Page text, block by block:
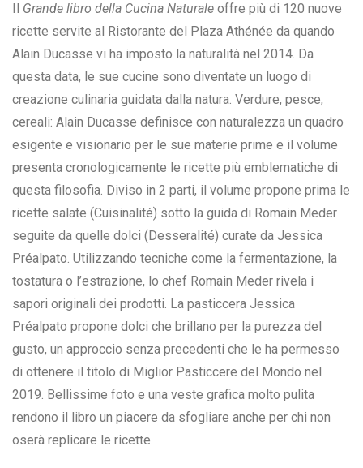
Il Grande libro della Cucina Naturale offre più di 120 nuove
ricette servite al Ristorante del Plaza Athénée da quando
Alain Ducasse vi ha imposto la naturalità nel 2014. Da
questa data, le sue cucine sono diventate un luogo di
creazione culinaria guidata dalla natura. Verdure, pesce,
cereali: Alain Ducasse definisce con naturalezza un quadro
esigente e visionario per le sue materie prime e il volume
presenta cronologicamente le ricette più emblematiche di
questa filosofia. Diviso in 2 parti, il volume propone prima le
ricette salate (Cuisinalité) sotto la guida di Romain Meder
seguite da quelle dolci (Desseralité) curate da Jessica
Préalpato. Utilizzando tecniche come la fermentazione, la
tostatura o l’estrazione, lo chef Romain Meder rivela i
sapori originali dei prodotti. La pasticcera Jessica
Préalpato propone dolci che brillano per la purezza del
gusto, un approccio senza precedenti che le ha permesso
di ottenere il titolo di Miglior Pasticcere del Mondo nel
2019. Bellissime foto e una veste grafica molto pulita
rendono il libro un piacere da sfogliare anche per chi non
oserà replicare le ricette.